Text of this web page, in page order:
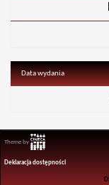
Data wydania
Theme by
Deklaracja dostępności